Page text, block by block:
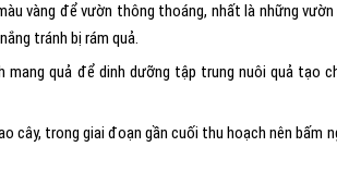
vàng để vườn thông thoáng, nhất là những vườn
tránh bị rám quả.
mang quả để dinh dưỡng tập trung nuôi quả tạo
cây, trong giai đoạn gần cuối thu hoạch nên bấm